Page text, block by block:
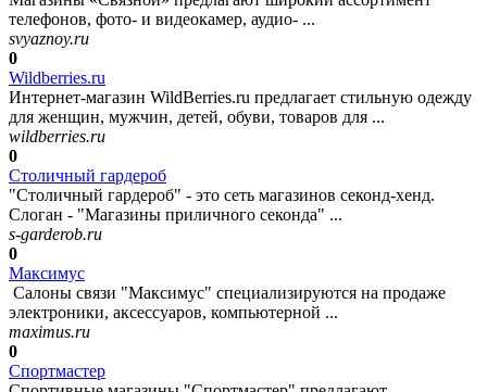
телефонов, фото- и видеокамер, аудио- ...
svyaznoy.ru
0
Wildberries.ru
Интернет-магазин WildBerries.ru предлагает стильную одежду
для женщин, мужчин, детей, обуви, товаров для ...
wildberries.ru
0
Столичный гардероб
"Столичный гардероб" - это сеть магазинов секонд-хенд.
Слоган - "Магазины приличного секонда" ...
s-garderob.ru
0
Максимус
Салоны связи "Максимус" специализируются на продаже
электроники, аксессуаров, компьютерной ...
maximus.ru
0
Спортмастер